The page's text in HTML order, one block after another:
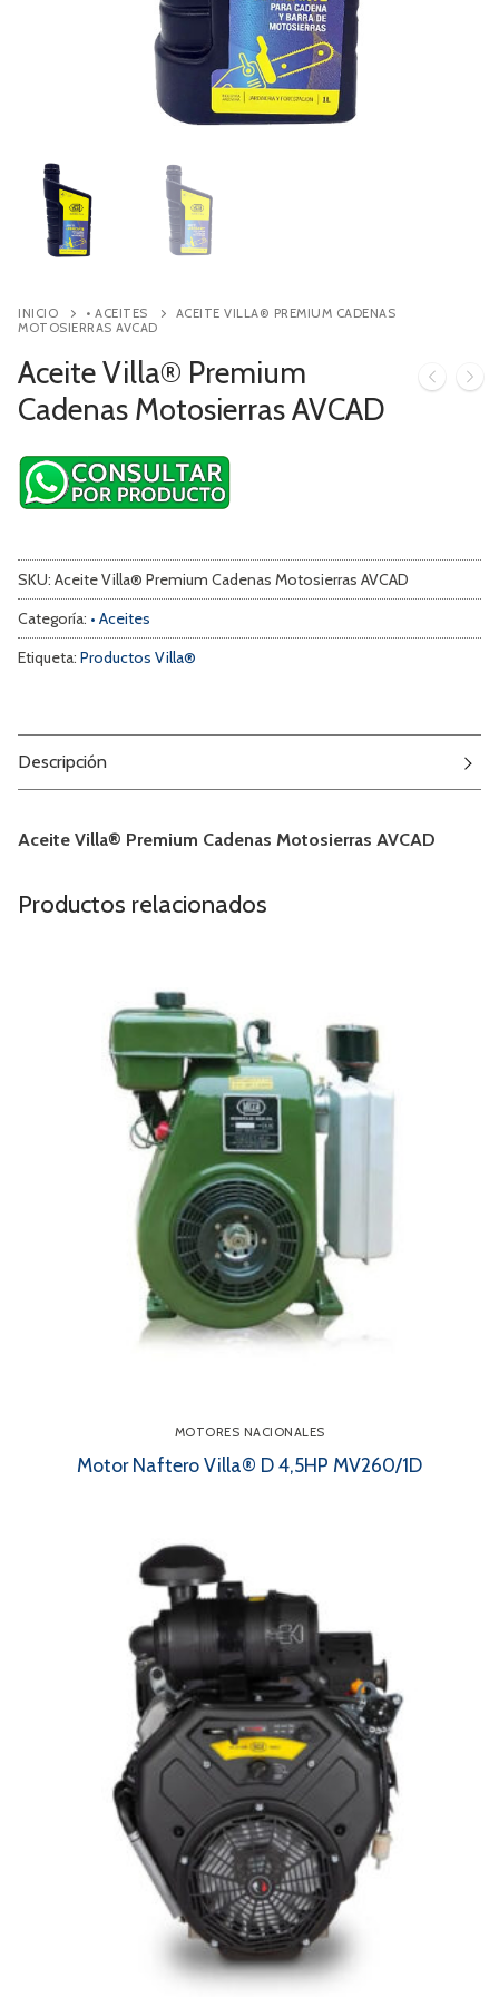
Contacto
INICIO • ACEITES
ACEITE VILLA® PREMIUM CADENAS
MOTOSIERRAS AVCAD
Aceite Villa® Premium
Cadenas Motosierras AVCAD
SKU: Aceite Villa® Premium Cadenas Motosierras AVCAD
Categoría: • Aceites
Etiqueta: Productos Villa®
Descripción
Aceite Villa® Premium Cadenas Motosierras AVCAD
Productos relacionados
MOTORES NACIONALES
Motor Naftero Villa® D 4,5HP MV260/1D